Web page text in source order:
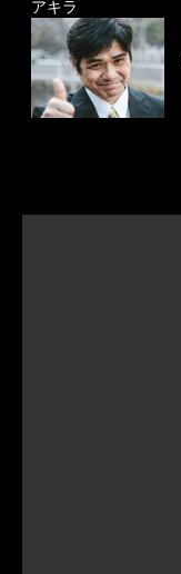
アキラ